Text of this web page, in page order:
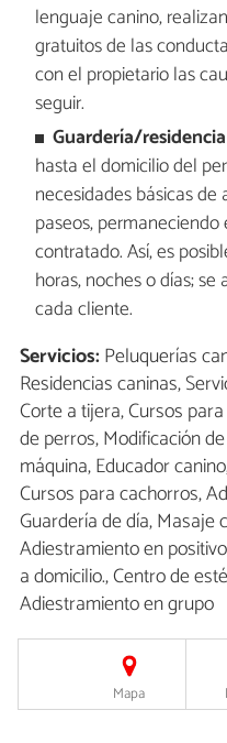
lenguaje canino,
gratuitos de las
con el propietario las
seguir.
Guardería/
hasta el domicilio del
necesidades básicas
paseos,
contratado. Así, es
horas, noches o días;
cada cliente.
Servicios:Peluquerías
Residencias caninas,
Corte a tijera, Cursos
de perros, Modificación
máquina, Educador
Cursos para cachorros,
Guardería de día, Masaje
Adiestramiento en
a domicilio., Centro de
Adiestramiento en grupo
Mapa